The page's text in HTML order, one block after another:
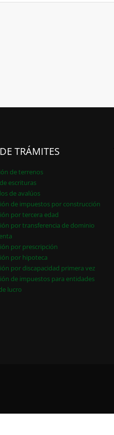
TRÁMITES
de terrenos
escrituras
de avalúos
de impuestos por construcción
por tercera edad
por transferencia de dominio
por prescripción
por hipoteca
por discapacidad primera vez
de impuestos para entidades
lucro